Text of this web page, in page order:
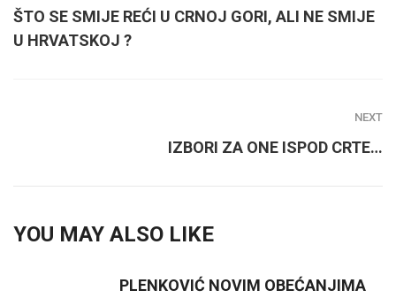
ŠTO SE SMIJE REĆI U CRNOJ GORI, ALI NE SMIJE
U HRVATSKOJ ?
NEXT
IZBORI ZA ONE ISPOD CRTE…
YOU MAY ALSO LIKE
PLENKOVIĆ NOVIM OBEĆANJIMA